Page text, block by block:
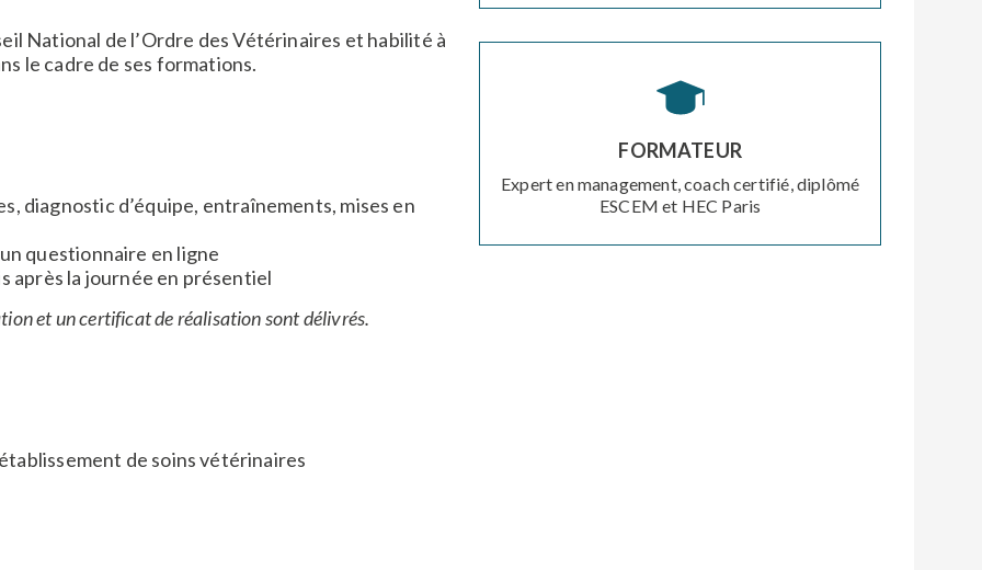
National de l’Ordre des Vétérinaires et habilité à
le cadre de ses formations.
diagnostic d’équipe, entraînements, mises en
questionnaire en ligne
après la journée en présentiel
et un certificat de réalisation sont délivrés.
de soins vétérinaires
FORMATEUR
Expert en management, coach certifié, diplômé
ESCEM et HEC Paris